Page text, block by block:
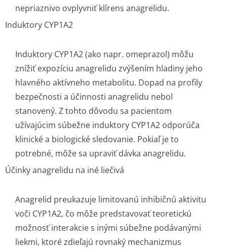
nepriaznivo ovplyvniť klírens anagrelidu.
Induktory CYP1A2
Induktory CYP1A2 (ako napr. omeprazol) môžu
znížiť expozíciu anagrelidu zvýšením hladiny jeho
hlavného aktívneho metabolitu. Dopad na profily
bezpečnosti a účinnosti anagrelidu nebol
stanovený. Z tohto dôvodu sa pacientom
užívajúcim súbežne induktory CYP1A2 odporúča
klinické a biologické sledovanie. Pokiaľ je to
potrebné, môže sa upraviť dávka anagrelidu.
Účinky anagrelidu na iné liečivá
Anagrelid preukazuje limitovanú inhibičnú aktivitu
voči CYP1A2, čo môže predstavovať teoretickú
možnosť interakcie s inými súbežne podávanými
liekmi, ktoré zdieľajú rovnaký mechanizmus